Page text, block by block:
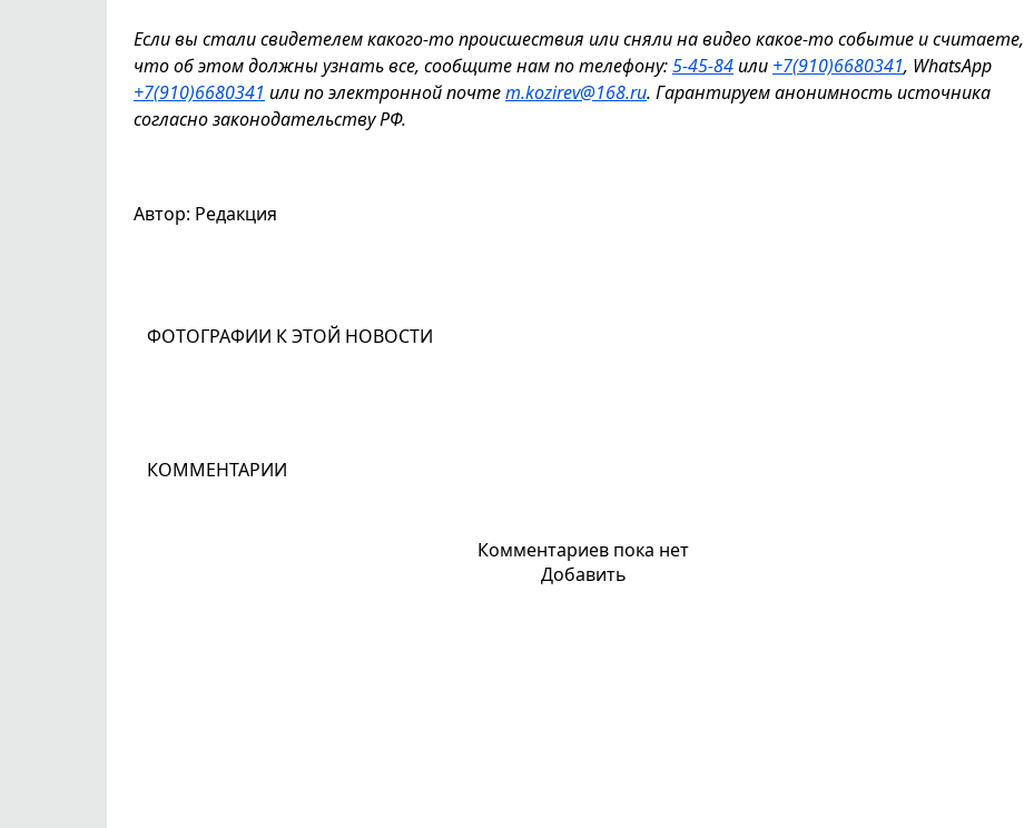
Если вы стали свидетелем какого-то происшествия или сняли на видео какое-то событие и считаете,
что об этом должны узнать все, сообщите нам по телефону:5-45-84или +7(910)6680341, WhatsApp
+7(910)6680341 или по электронной почтеm.kozirev@168.ru. Гарантируем анонимность источника
согласно законодательству РФ.
Автор: Редакция
ФОТОГРАФИИ К ЭТОЙ НОВОСТИ
КОММЕНТАРИИ
Комментариев пока нет
Добавить